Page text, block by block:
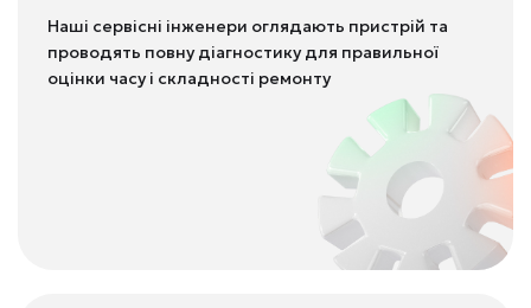
Наші сервісні інженери оглядають пристрій та
проводять повну діагностику для правильної
оцінки часу і складності ремонту